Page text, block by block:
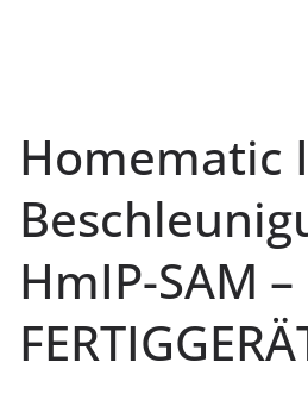
Homematic
HmIP-SAM –